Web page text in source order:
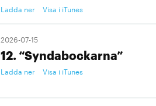
Ladda ner Visa i iTunes
2026-07-15
12. “Syndabockarna”
Ladda ner Visa i iTunes